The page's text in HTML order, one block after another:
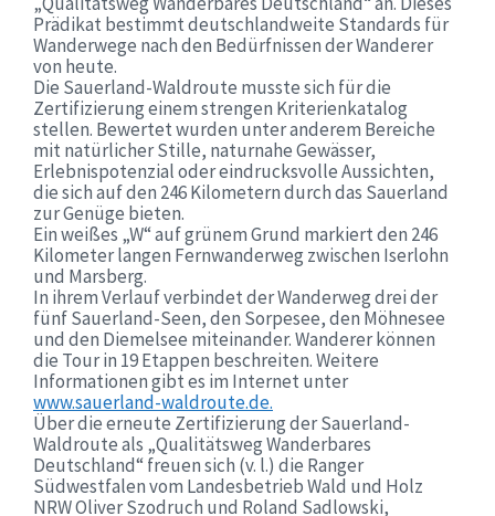
Prädikat bestimmt deutschlandweite Standards für
Wanderwege nach den Bedürfnissen der Wanderer
von heute.
Die Sauerland-Waldroute musste sich für die
Zertifizierung einem strengen Kriterienkatalog
stellen. Bewertet wurden unter anderem Bereiche
mit natürlicher Stille, naturnahe Gewässer,
Erlebnispotenzial oder eindrucksvolle Aussichten,
die sich auf den 246 Kilometern durch das Sauerland
zur Genüge bieten.
Ein weißes „W“ auf grünem Grund markiert den 246
Kilometer langen Fernwanderweg zwischen Iserlohn
und Marsberg.
In ihrem Verlauf verbindet der Wanderweg drei der
fünf Sauerland-Seen, den Sorpesee, den Möhnesee
und den Diemelsee miteinander. Wanderer können
die Tour in 19 Etappen beschreiten. Weitere
Informationen gibt es im Internet unter
www.sauerland-waldroute.de.
Über die erneute Zertifizierung der Sauerland-
Waldroute als „Qualitätsweg Wanderbares
Deutschland“ freuen sich (v. l.) die Ranger
Südwestfalen vom Landesbetrieb Wald und Holz
NRW Oliver Szodruch und Roland Sadlowski,